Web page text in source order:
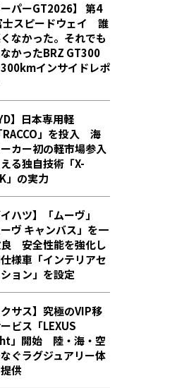
ーパーGT2026】 第4
士スピードウェイ 誰
なかった。それでも
かった――BRZ GT300
インサイドレポ
】日本専用軽
RACCO」を投入 海
カー初の軽市場参入
る独自技術「X-
」の実力
イハツ】「ムーヴ」
ーヴ キャンバス」を一
安全性能を強化し
様車「インテリアセ
ョン」を設定
クサス】究極のVIP移
ビス「LEXUS
」開始 陸・海・空
ぐラグジュアリー体
供